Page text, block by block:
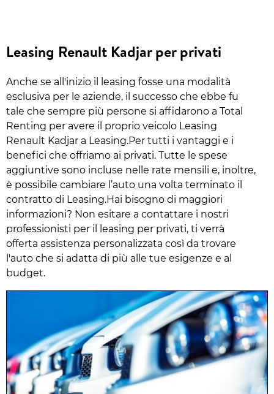
Leasing Renault Kadjar per privati
Anche se all'inizio il leasing fosse una modalità
esclusiva per le aziende, il successo che ebbe fu
tale che sempre più persone si affidarono a Total
Renting per avere il proprio veicolo Leasing
Renault Kadjar a Leasing.Per tutti i vantaggi e i
benefici che offriamo ai privati. Tutte le spese
aggiuntive sono incluse nelle rate mensili e, inoltre,
è possibile cambiare l’auto una volta terminato il
contratto di Leasing.Hai bisogno di maggiori
informazioni? Non esitare a contattare i nostri
professionisti per il leasing per privati, ti verrà
offerta assistenza personalizzata così da trovare
l'auto che si adatta di più alle tue esigenze e al
budget.